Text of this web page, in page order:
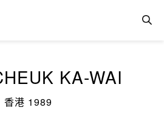
KA-WAI
香港 1989